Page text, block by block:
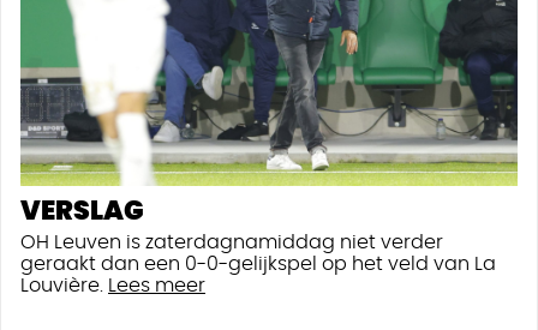
VERSLAG
OH Leuven is zaterdagnamiddag niet verder
geraakt dan een 0-0-gelijkspel op het veld van La
Louvière.
Lees meer